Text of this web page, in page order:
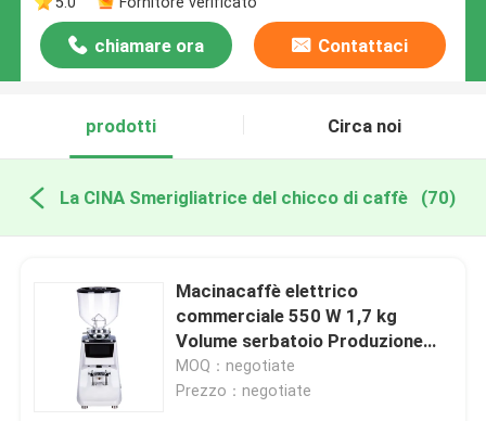
chiamare ora Contattaci
prodotti Circa noi
La CINA Smerigliatrice del chicco di caffè (70)
Macinacaffè elettrico
commerciale 550 W 1,7 kg
Volume serbatoio Produzione
online
MOQ：negotiate
Prezzo：negotiate